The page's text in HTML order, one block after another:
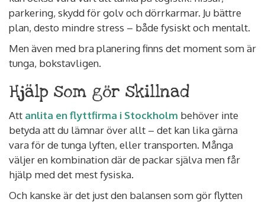
parkering, skydd för golv och dörrkarmar. Ju bättre
plan, desto mindre stress – både fysiskt och mentalt.
Men även med bra planering finns det moment som är
tunga, bokstavligen.
Hjälp som gör skillnad
Att anlita en flyttfirma i Stockholm behöver inte
betyda att du lämnar över allt – det kan lika gärna
vara för de tunga lyften, eller transporten. Många
väljer en kombination där de packar själva men får
hjälp med det mest fysiska.
Och kanske är det just den balansen som gör flytten